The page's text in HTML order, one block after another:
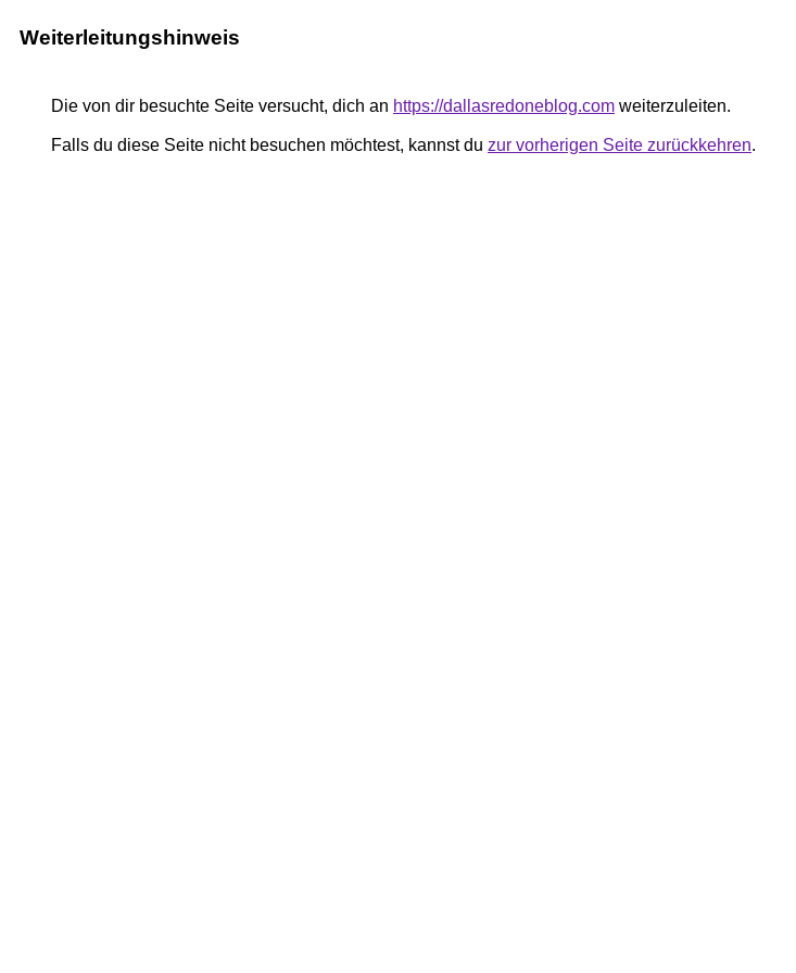
Weiterleitungshinweis
Die von dir besuchte Seite versucht, dich an https://dallasredoneblog.com weiterzuleiten.
Falls du diese Seite nicht besuchen möchtest, kannst du zur vorherigen Seite zurückkehren.